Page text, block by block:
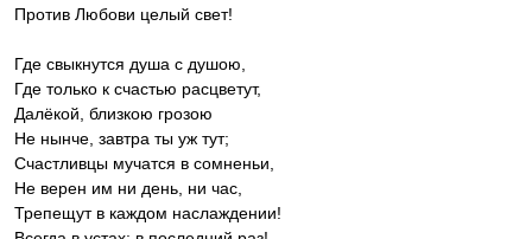
Против Любови целый свет!
Где свыкнутся душа с душою,
Где только к счастью расцветут,
Далёкой, близкою грозою
Не нынче, завтра ты уж тут;
Счастливцы мучатся в сомненьи,
Не верен им ни день, ни час,
Трепещут в каждом наслаждении!